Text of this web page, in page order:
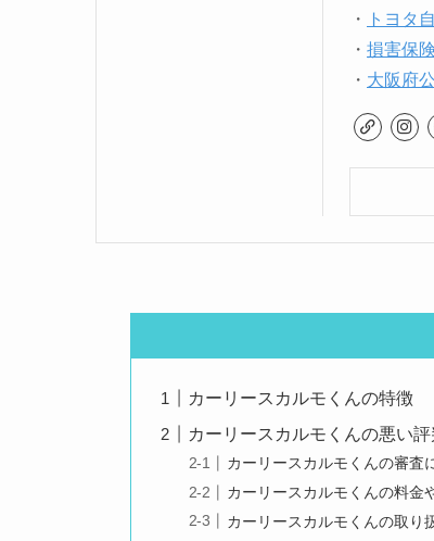
・
トヨタ
・ 損害保
・ 大阪府
カーリースカルモくんの特徴
カーリースカルモくんの悪い評
カーリースカルモくんの審査
カーリースカルモくんの料金
カーリースカルモくんの取り